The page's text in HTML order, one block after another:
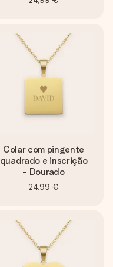
Colar com pingente
quadrado e inscrição
- Dourado
24,99 €